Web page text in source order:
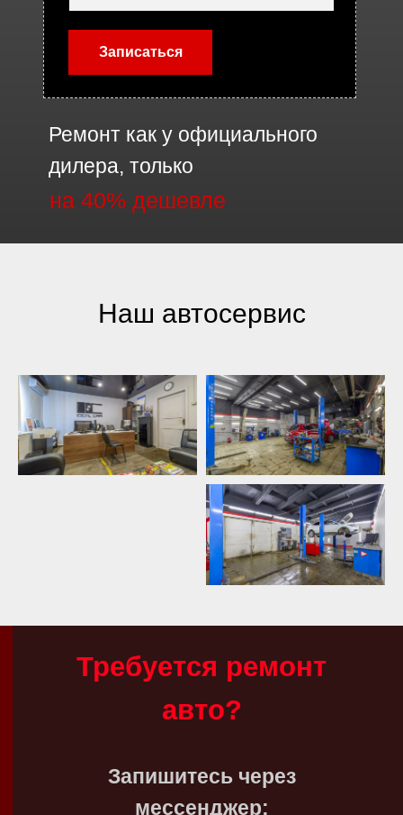
Ремонт как у официального
дилера, только
на 40% дешевле
Записаться
Наш автосервис
Запишитесь через
мессенджер:
Требуется ремонт
авто?